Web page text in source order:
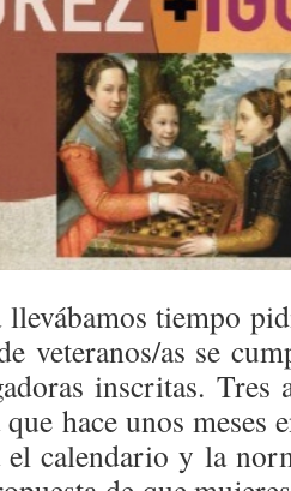
tiempo
veteranos/as se
inscritas. Tres
que hace unos meses
el calendario y la